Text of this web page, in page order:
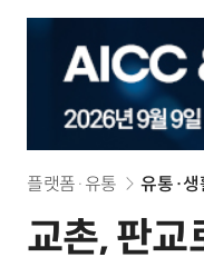
플랫폼·유통 유통·생
교촌, 판